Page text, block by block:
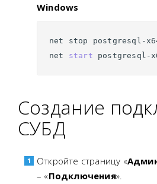
Windows
net stop postgresql-
net
start postgresql-
Создание
СУБД
Откройте страницу «
– «Подключения».